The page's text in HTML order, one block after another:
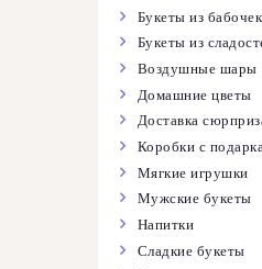
Букеты из бабочек
Букеты из
Воздушные шары
Домашние цветы
Доставка
Коробки с
Мягкие игрушки
Мужские букеты
Напитки
Сладкие букеты